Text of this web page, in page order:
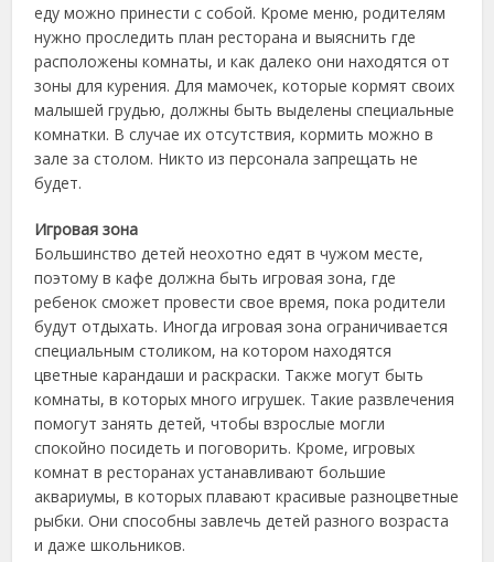
еду можно принести с собой. Кроме меню, родителям
нужно проследить план ресторана и выяснить где
расположены комнаты, и как далеко они находятся от
зоны для курения. Для мамочек, которые кормят своих
малышей грудью, должны быть выделены специальные
комнатки. В случае их отсутствия, кормить можно в
зале за столом. Никто из персонала запрещать не
будет.
Игровая зона
Большинство детей неохотно едят в чужом месте,
поэтому в кафе должна быть игровая зона, где
ребенок сможет провести свое время, пока родители
будут отдыхать. Иногда игровая зона ограничивается
специальным столиком, на котором находятся
цветные карандаши и раскраски. Также могут быть
комнаты, в которых много игрушек. Такие развлечения
помогут занять детей, чтобы взрослые могли
спокойно посидеть и поговорить. Кроме, игровых
комнат в ресторанах устанавливают большие
аквариумы, в которых плавают красивые разноцветные
рыбки. Они способны завлечь детей разного возраста
и даже школьников.